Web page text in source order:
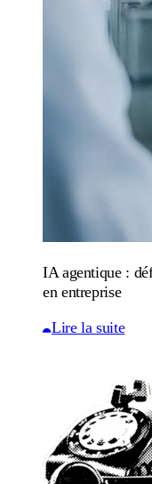
IA agentique :
en entreprise
Lire la suite